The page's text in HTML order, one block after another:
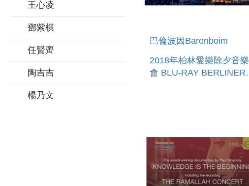
王心凌
鄧紫棋
任賢齊
陶吉吉
楊乃文
巴倫波因Barenboim
2018年柏林愛樂除夕音樂
會 BLU-RAY BERLINER